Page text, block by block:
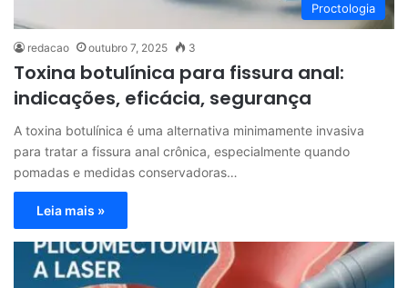
Proctologia
redacao outubro 7, 2025 3
Toxina botulínica para fissura anal:
indicações, eficácia, segurança
A toxina botulínica é uma alternativa minimamente invasiva
para tratar a fissura anal crônica, especialmente quando
pomadas e medidas conservadoras…
Leia mais »